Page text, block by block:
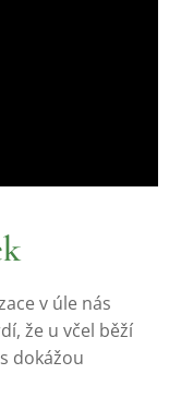
v úle nás
že u včel běží
dokážou